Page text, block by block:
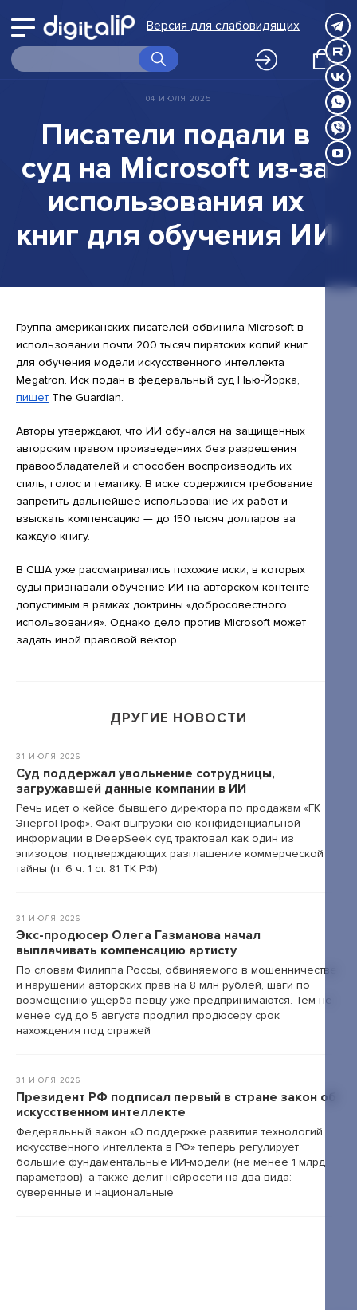
Версия для слабовидящих
О Digital IP
Программы
Экспертиза
НИР
FAQ
Календарь
Клуб
Открытые лекции
IPQuorum.Музыка
Пользовательское соглашение
Сведения об образовательной организации
Договор-оферта
Согласие на обработку персональных
данных для регистрации на сайте
Согласие на обработку персональных
данных (Cookie)
Политика обработки персональных данных
04 ИЮЛЯ 2025
Писатели подали в
суд на Microsoft из-за
использования их
книг для обучения ИИ
Группа американских писателей обвинила Microsoft в
использовании почти 200 тысяч пиратских копий книг
для обучения модели искусственного интеллекта
Megatron. Иск подан в федеральный суд Нью-Йорка,
пишет The Guardian.
Авторы утверждают, что ИИ обучался на защищенных
авторским правом произведениях без разрешения
правообладателей и способен воспроизводить их
стиль, голос и тематику. В иске содержится требование
запретить дальнейшее использование их работ и
взыскать компенсацию — до 150 тысяч долларов за
каждую книгу.
В США уже рассматривались похожие иски, в которых
суды признавали обучение ИИ на авторском контенте
допустимым в рамках доктрины «добросовестного
использования». Однако дело против Microsoft может
задать иной правовой вектор.
ДРУГИЕ НОВОСТИ
31 ИЮЛЯ 2026
Суд поддержал увольнение сотрудницы,
загружавшей данные компании в ИИ
Речь идет о кейсе бывшего директора по продажам «ГК
ЭнергоПроф». Факт выгрузки ею конфиденциальной
информации в DeepSeek суд трактовал как один из
эпизодов, подтверждающих разглашение коммерческой
тайны (п. 6 ч. 1 ст. 81 ТК РФ)
31 ИЮЛЯ 2026
Экс-продюсер Олега Газманова начал
выплачивать компенсацию артисту
По словам Филиппа Россы, обвиняемого в мошенничестве
и нарушении авторских прав на 8 млн рублей, шаги по
возмещению ущерба певцу уже предпринимаются. Тем не
менее суд до 5 августа продлил продюсеру срок
нахождения под стражей
31 ИЮЛЯ 2026
Президент РФ подписал первый в стране закон об
искусственном интеллекте
Федеральный закон «О поддержке развития технологий
искусственного интеллекта в РФ» теперь регулирует
большие фундаментальные ИИ-модели (не менее 1 млрд
параметров), а также делит нейросети на два вида:
суверенные и национальные
Принимаю
данных
Принимаю
Принимаю
выбору
программ
Войти
в
кабинет
Вернуться